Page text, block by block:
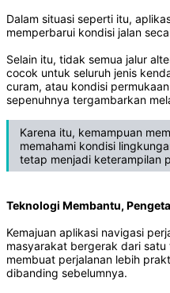
Dalam situasi seperti itu,
memperbarui kondisi jalan
Selain itu, tidak semua jalur
cocok untuk seluruh jenis
curam, atau kondisi
sepenuhnya tergambarkan
Karena itu, kemampuan
memahami kondisi
tetap menjadi keterampilan
Teknologi Membantu,
Kemajuan aplikasi navigasi
masyarakat bergerak dari
membuat perjalanan lebih
dibanding sebelumnya.